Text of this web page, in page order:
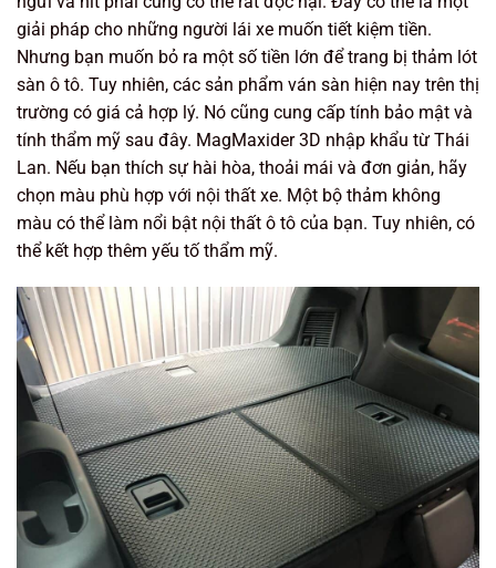
giải pháp cho những người lái xe muốn tiết kiệm tiền.
Nhưng bạn muốn bỏ ra một số tiền lớn để trang bị thảm lót
sàn ô tô. Tuy nhiên, các sản phẩm ván sàn hiện nay trên thị
trường có giá cả hợp lý. Nó cũng cung cấp tính bảo mật và
tính thẩm mỹ sau đây. MagMaxider 3D nhập khẩu từ Thái
Lan. Nếu bạn thích sự hài hòa, thoải mái và đơn giản, hãy
chọn màu phù hợp với nội thất xe. Một bộ thảm không
màu có thể làm nổi bật nội thất ô tô của bạn. Tuy nhiên, có
thể kết hợp thêm yếu tố thẩm mỹ.